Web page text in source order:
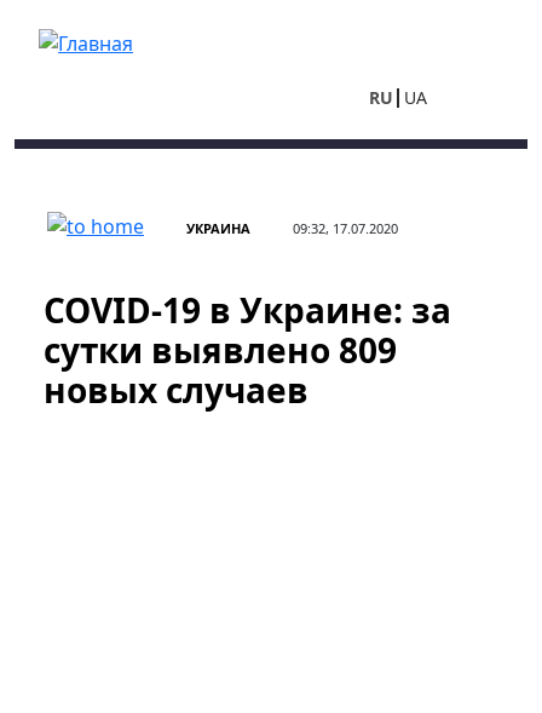
RU UA
УКРАИНА 09:32, 17.07.2020
COVID-19 в Украине: за
сутки выявлено 809
новых случаев